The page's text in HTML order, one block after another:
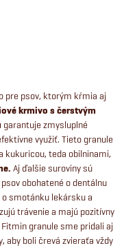
pre psov, ktorým kŕmia aj
krmivo s čerstvým
garantuje zmysluplné
využiť. Tieto granule
kukuricou, teda obilninami,
Aj ďalšie suroviny sú
obohatené o dentálnu
smotánku lekársku a
trávenie a majú pozitívny
granule sme pridali aj
aby boli črevá zvieraťa vždy